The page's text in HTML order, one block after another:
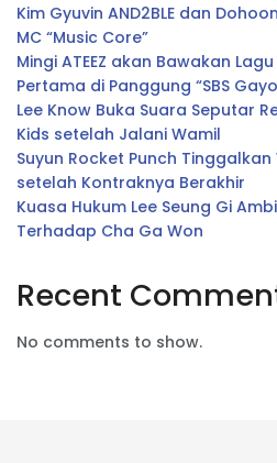
Kim Gyuvin AND2BLE dan
MC “Music Core”
Mingi ATEEZ akan Bawakan
Pertama di Panggung “SBS
Lee Know Buka Suara Seputar
Kids setelah Jalani Wamil
Suyun Rocket Punch
setelah Kontraknya Berakhir
Kuasa Hukum Lee Seung Gi
Terhadap Cha Ga Won
Recent
No comments to show.